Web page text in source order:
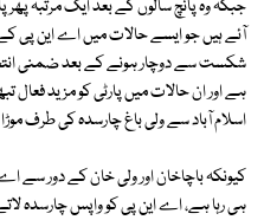
جبکہ وہ پانچ سالوں کے بعد ایک مرتبہ پھر
آئے ہیں جو ایسے حالات میں اے این پی
شکست سے دوچار ہونے کے بعد ضمنی
ہے اور ان حالات میں پارٹی کو مزید فعال
اسلام آباد سے ولی باغ چارسدہ کی طرف موڑا
کیونکہ باچاخان اور ولی خان کے دور سے
ہی رہا ہے، اے این پی کو واپس چارسدہ